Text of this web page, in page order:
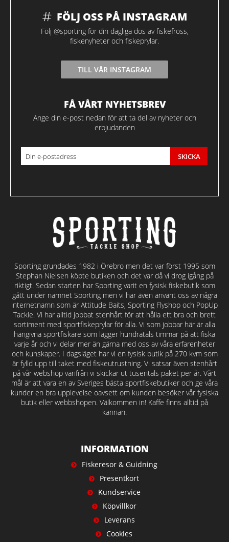
FÖLJ OSS PÅ INSTAGRAM
Följ @sporting för din dagliga dos av fiskefross,
fiskenyheter och fiskeprylar.
TILL VÅR INSTAGRAM
FÅ VÅRT NYHETSBREV
Ange din e-post nedan för att ta del av nyheter och
erbjudanden
SKICKA
Sporting grundades 1982 i Örebro men det var först 1995 som
Stephan Nielsen köpte butiken och det var då vi drog igång på
riktigt. Sedan starten har Sporting varit en fysisk fiskebutik som
gått under namnet Sporting men vi har även använt oss av några
internetnamn som är Attitude Baits, Sporting Flyshop och PopUp
Tackle. Vi har alltid jobbat stenhårt för att hålla ett bra och brett
sortiment med sportfiskeprylar för alla. Vi som jobbar här är alla
hängivna sportfiskare som lägger hundratals timmar på att fiska
varje år och vi delar mer än gärna med oss av våra erfarenheter
och kunskaper. I dagsläget har vi en fysisk butik på 270 kvm som
är fylld upp till taket med fiskeutrustning. Vi satsar även stenhårt
på vår webshop varifrån vi skickar ut tusentals paket per år. Vårt
mål är att vara en av Sveriges bästa sportfiskebutiker och ge våra
kunder en bra upplevelse oavsett om kunden besöker vår fysiska
butik eller webbshopen. Välkommen in! Kaffe finns alltid på
kannan.
INFORMATION
Fiskeresor & Guidning
Presentkort
Kundservice
Köpvillkor
Leverans
Cookies